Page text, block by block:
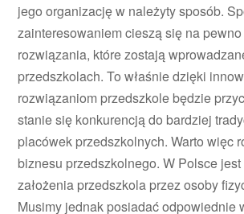
jego organizację w należyty sposób.
zainteresowaniem cieszą się na
rozwiązania, które zostają
przedszkolach. To właśnie dzięki
rozwiązaniom przedszkole będzie
stanie się konkurencją do bardziej
placówek przedszkolnych. Warto więc
biznesu przedszkolnego. W Polsce
założenia przedszkola przez osoby
Musimy jednak posiadać odpowiednie